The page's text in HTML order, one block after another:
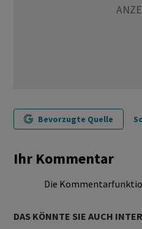
Bevorzugte Quelle
Ihr Kommentar
Die
DAS KÖNNTE SIE AUCH